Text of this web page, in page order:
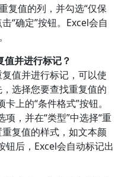
复值的列，并勾选“仅保
“确定”按钮。Excel会自
并进行标记？
值并进行标记，可以使
选择您要查找重复值的
上的“条件格式”按钮。
项，并在“类型”中选择“重
复值的样式，如文本颜
钮后，Excel会自动标记出